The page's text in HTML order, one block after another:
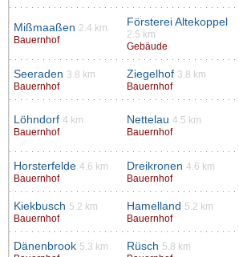
Mißmaaßen 2.4 km
Bauernhof
Försterei Altekoppel
2.5 km
Gebäude
Seeraden 3.8 km
Bauernhof
Ziegelhof 3.8 km
Bauernhof
Löhndorf 4 km
Bauernhof
Nettelau 4.5 km
Bauernhof
Horsterfelde 4.6 km
Bauernhof
Dreikronen 4.6 km
Bauernhof
Kiekbusch 5.2 km
Bauernhof
Hamelland 5.2 km
Bauernhof
Dänenbrook 5.3 km
Rüsch 5.8 km